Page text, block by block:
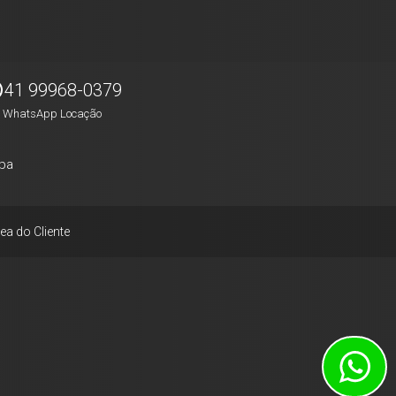
41 99968-0379
WhatsApp Locação
do Cliente